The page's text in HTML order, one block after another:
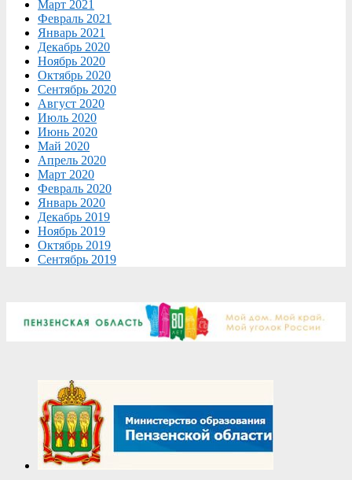
Март 2021
Февраль 2021
Январь 2021
Декабрь 2020
Ноябрь 2020
Октябрь 2020
Сентябрь 2020
Август 2020
Июль 2020
Июнь 2020
Май 2020
Апрель 2020
Март 2020
Февраль 2020
Январь 2020
Декабрь 2019
Ноябрь 2019
Октябрь 2019
Сентябрь 2019